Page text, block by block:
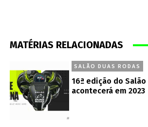
MATÉRIAS RELACIONADAS
SALÃO DUAS RODAS
16ª edição do Salão
acontecerá em 2023